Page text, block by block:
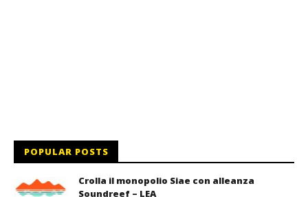
POPULAR POSTS
Crolla il monopolio Siae con alleanza
Soundreef – LEA